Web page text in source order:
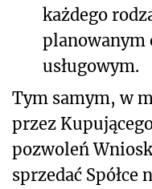
każdego
planowanym
usługowym.
Tym samym, w
przez
pozwoleń
sprzedać Spółce